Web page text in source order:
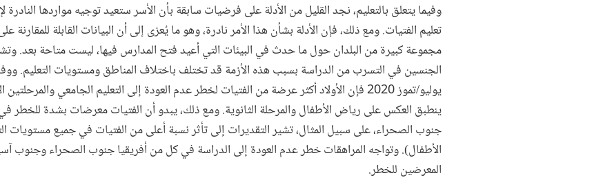
وفيما يتعلق بالتعليم، نجد القليل من الأدلة على فرضيات سابقة بأن الأسر ستعيد توجيه مواردها النادرة
تعليم الفتيات. ومع ذلك، فإن الأدلة بشأن هذا الأمر نادرة، وهو ما يُعزى إلى أن البيانات القابلة للمقارنة
مجموعة كبيرة من البلدان حول ما حدث في البيئات التي أعيد فتح المدارس فيها، ليست متاحة بعد.
الجنسين في التسرب من الدراسة بسبب هذه الأزمة قد تختلف باختلاف المناطق ومستويات التعليم.
يوليو/تموز 2020 فإن الأولاد أكثر عرضة من الفتيات لخطر عدم العودة إلى التعليم الجامعي
ينطبق العكس على رياض الأطفال والمرحلة الثانوية. ومع ذلك، يبدو أن الفتيات معرضات بشدة للخطر
جنوب الصحراء، على سبيل المثال، تشير التقديرات إلى تأثر نسبة أعلى من الفتيات في جميع مستويات
الأطفال). وتواجه المراهقات خطر عدم العودة إلى الدراسة في كل من أفريقيا جنوب الصحراء وجنوب
المعرضين للخطر.